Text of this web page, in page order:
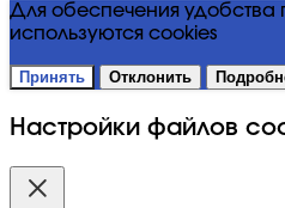
Для обеспечения удобства
используются cookies
Принять Отклонить
Настройки файлов